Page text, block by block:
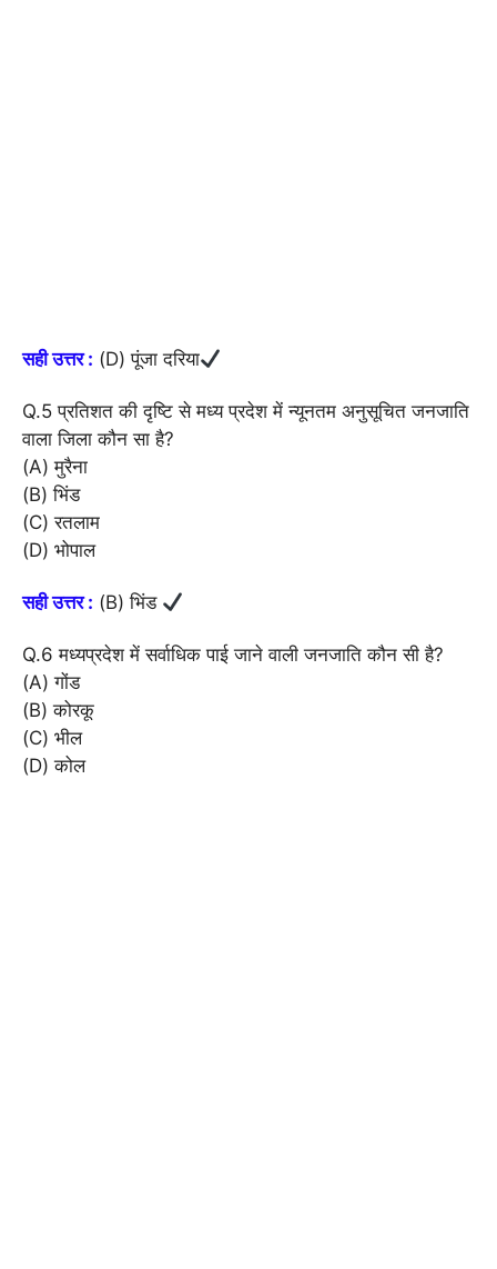
सही उत्तर : (D) पूंजा दरिया
Q.5 प्रतिशत की दृष्टि से मध्य प्रदेश में न्यूनतम अनुसूचित जनजाति
वाला जिला कौन सा है?
(A) मुरैना
(B) भिंड
(C) रतलाम
(D) भोपाल
सही उत्तर : (B) भिंड
Q.6 मध्यप्रदेश में सर्वाधिक पाई जाने वाली जनजाति कौन सी है?
(A) गोंड
(B) कोरकू
(C) भील
(D) कोल